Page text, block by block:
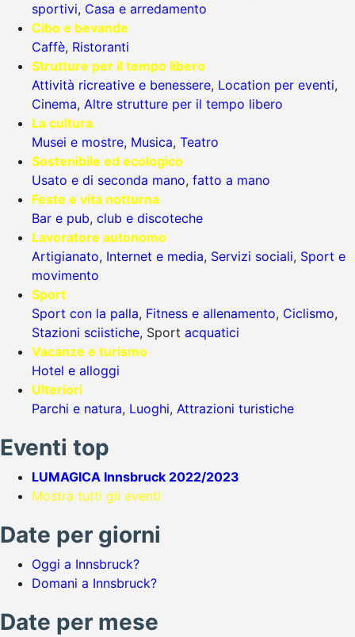
sportivi, Casa e arredamento
Cibo e bevande
Caffè, Ristoranti
Strutture per il tempo libero
Attività ricreative e benessere, Location per eventi,
Cinema, Altre strutture per il tempo libero
La cultura
Musei e mostre, Musica, Teatro
Sostenibile ed ecologico
Usato e di seconda mano, fatto a mano
Feste e vita notturna
Bar e pub, club e discoteche
Lavoratore autonomo
Artigianato, Internet e media, Servizi sociali, Sport e
movimento
Sport
Sport con la palla, Fitness e allenamento, Ciclismo,
Stazioni sciistiche, Sport acquatici
Vacanze e turismo
Hotel e alloggi
Ulteriori
Parchi e natura, Luoghi, Attrazioni turistiche
Eventi top
LUMAGICA Innsbruck 2022/2023
Mostra tutti gli eventi
Date per giorni
Oggi a Innsbruck?
Domani a Innsbruck?
Date per mese